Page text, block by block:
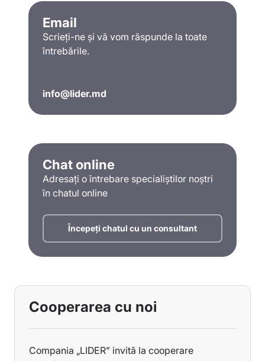
Email
Scrieți-ne și vă vom răspunde la toate
întrebările.
info@lider.md
Chat online
Adresați o întrebare specialiștilor noștri
în chatul online
Începeți chatul cu un consultant
Cooperarea cu noi
Compania „LIDER” invită la cooperare